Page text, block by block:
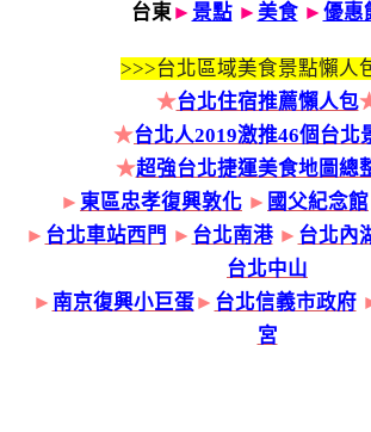
台東► 景點 ► 美食► 優惠
>>>台北區域美食景點懶人
★台北住宿推薦懶人包
★台北人2019激推46個台北
★超強台北捷運美食地圖總
► 東區忠孝復興敦化 ► 國父紀念館
► 台北車站西門 ► 台北南港 ► 台北內
台北中山
► 南京復興小巨蛋► 台北信義市政府
宮